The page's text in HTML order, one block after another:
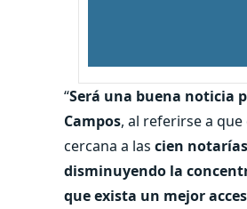
“Será una buena noticia
Campos, al referirse a
cercana a las cien
disminuyendo la
que exista un mejor